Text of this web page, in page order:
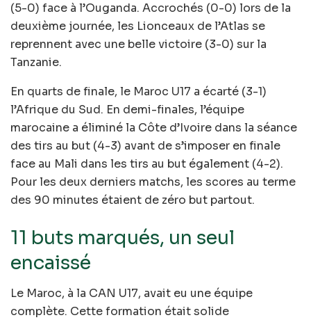
(5-0) face à l’Ouganda. Accrochés (0-0) lors de la
deuxième journée, les Lionceaux de l’Atlas se
reprennent avec une belle victoire (3-0) sur la
Tanzanie.
En quarts de finale, le Maroc U17 a écarté (3-1)
l’Afrique du Sud. En demi-finales, l’équipe
marocaine a éliminé la Côte d’Ivoire dans la séance
des tirs au but (4-3) avant de s’imposer en finale
face au Mali dans les tirs au but également (4-2).
Pour les deux derniers matchs, les scores au terme
des 90 minutes étaient de zéro but partout.
11 buts marqués, un seul
encaissé
Le Maroc, à la CAN U17, avait eu une équipe
complète. Cette formation était solide